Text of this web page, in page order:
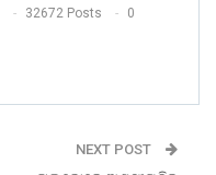
32672 Posts 0
NEXT POST